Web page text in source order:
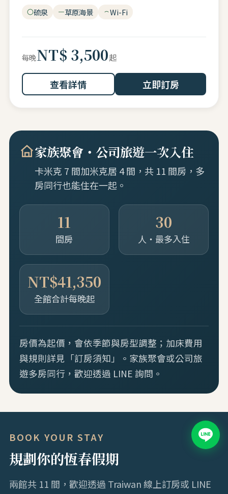
硫泉 草原海景 Wi-Fi
每晚NT$ 3,500起
查看詳情 立即訂房
家族聚會・公司旅遊一次入住
卡米克 7 間加米克居 4 間，共 11 間房，多
房同行也能住在一起。
11
間房
30
人・最多入住
NT$41,350
全館合計每晚起
房價為起價，會依季節與房型調整；加床費用
與規則詳見「訂房須知」。家族聚會或公司旅
遊多房同行，歡迎透過 LINE 詢問。
BOOK YOUR STAY
規劃你的恆春假期
兩館共 11 間，歡迎透過 Traiwan 線上訂房或 LINE